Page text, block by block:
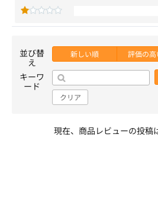
並び替
え
新しい順 評価の
キーワ
ード
クリア
現在、商品レビューの投稿